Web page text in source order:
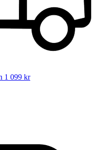
1 099 kr